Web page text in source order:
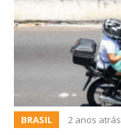
BRASIL 2 anos atrás